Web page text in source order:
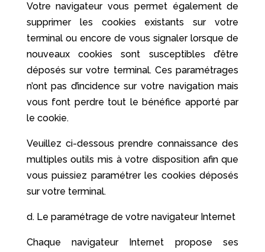
Votre navigateur vous permet également de
supprimer les cookies existants sur votre
terminal ou encore de vous signaler lorsque de
nouveaux cookies sont susceptibles d’être
déposés sur votre terminal. Ces paramétrages
n’ont pas d’incidence sur votre navigation mais
vous font perdre tout le bénéfice apporté par
le cookie.
Veuillez ci-dessous prendre connaissance des
multiples outils mis à votre disposition afin que
vous puissiez paramétrer les cookies déposés
sur votre terminal.
d. Le paramétrage de votre navigateur Internet
Chaque navigateur Internet propose ses